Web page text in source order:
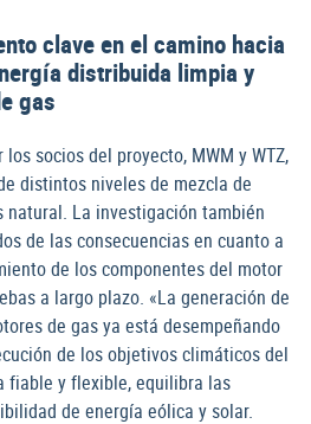
clave en el camino hacia
distribuida limpia y
gas
socios del proyecto, MWM y WTZ,
distintos niveles de mezcla de
natural. La investigación también
de las consecuencias en cuanto a
de los componentes del motor
a largo plazo. «La generación de
de gas ya está desempeñando
de los objetivos climáticos del
fiable y flexible, equilibra las
de energía eólica y solar.